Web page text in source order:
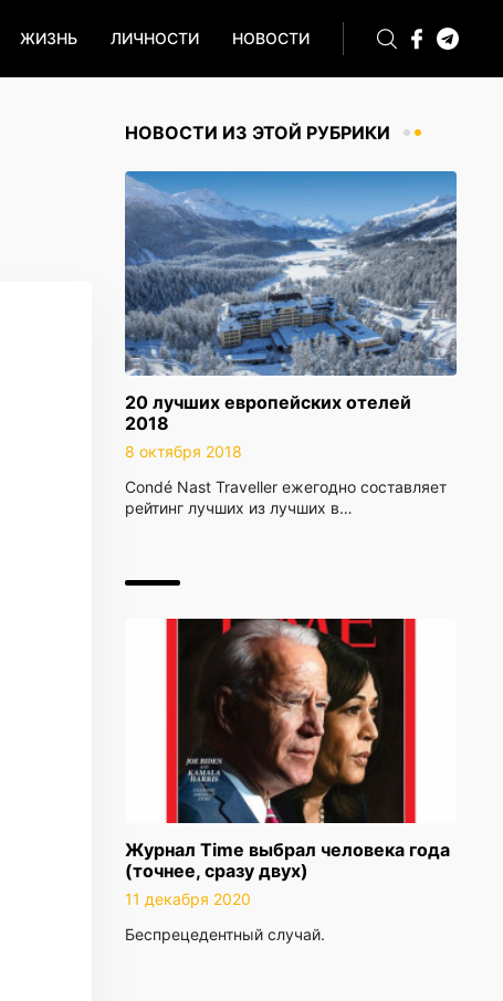
ЖИЗНЬ ЛИЧНОСТИ НОВОСТИ
НОВОСТИ ИЗ ЭТОЙ РУБРИКИ
20 лучших европейских отелей
2018
8 октября 2018
Condé Nast Traveller ежегодно составляет
рейтинг лучших из лучших в…
Журнал Time выбрал человека года
(точнее, сразу двух)
11 декабря 2020
Беспрецедентный случай.